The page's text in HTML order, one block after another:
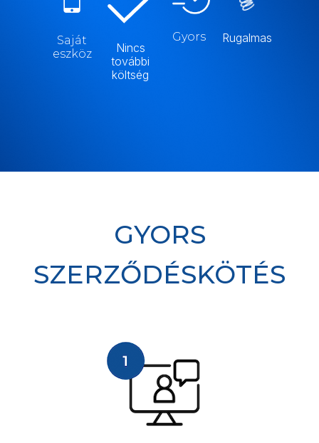
Saját
eszköz
Nincs
további
költség
Gyors Rugalmas
GYORS
SZERZŐDÉSKÖTÉS